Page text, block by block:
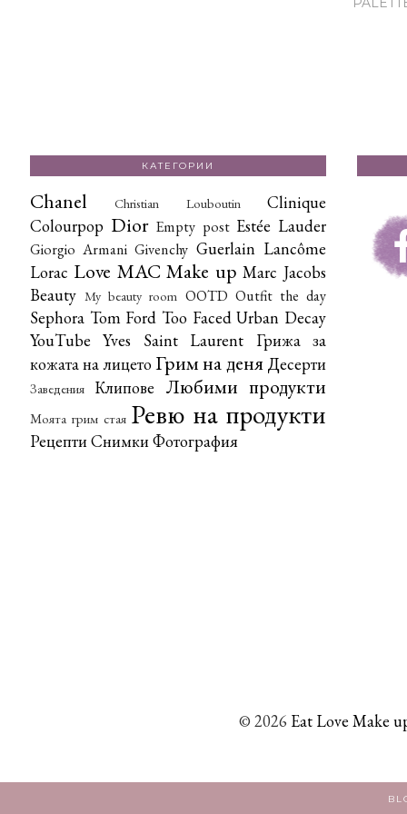
КАТЕГОРИИ
Chanel Christian Louboutin
Clinique
Colourpop Dior Empty post Estée Lauder
Giorgio Armani Givenchy Guerlain Lancôme
Lorac Love MAC Make up Marc Jacobs
Beauty My beauty room OOTD Outfit the day
Sephora Tom Ford Too Faced Urban Decay
YouTube
Yves Saint Laurent
Грижа за
кожата на лицето Грим на деня Десерти
Заведения Клипове Любими продукти
Моята грим стая Ревю на продукти
Рецепти Снимки Фотография
©2026 Eat Love Make